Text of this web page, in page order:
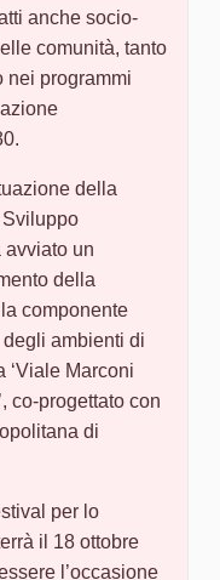
anche socio-
comunità, tanto
nei programmi
della
avviato un
della
componente
ambienti di
‘Viale Marconi
co-progettato con
di
per lo
il 18 ottobre
l’occasione